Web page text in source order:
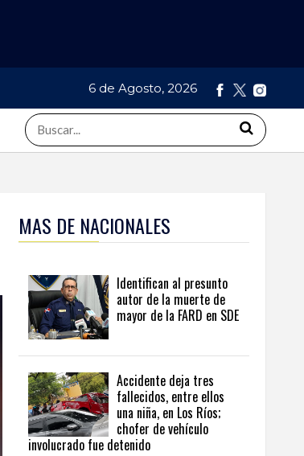
6 de Agosto, 2026
MAS DE NACIONALES
Identifican al presunto
autor de la muerte de
mayor de la FARD en SDE
Accidente deja tres
fallecidos, entre ellos
una niña, en Los Ríos;
chofer de vehículo
involucrado fue detenido